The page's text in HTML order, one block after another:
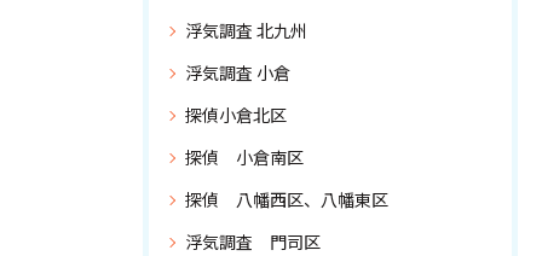
浮気調査 北九州
浮気調査 小倉
探偵小倉北区
探偵 小倉南区
探偵 八幡西区、八幡東区
浮気調査 門司区